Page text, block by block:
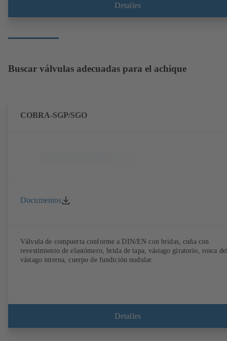
Detalles
Buscar válvulas adecuadas para el achique
COBRA-SGP/SGO
Documentos
Válvula de compuerta conforme a DIN/EN con bridas, cuña con
revestimiento de elastómero, brida de tapa, vástago giratorio, rosca
vástago interna, cuerpo de fundición nodular.
Detalles